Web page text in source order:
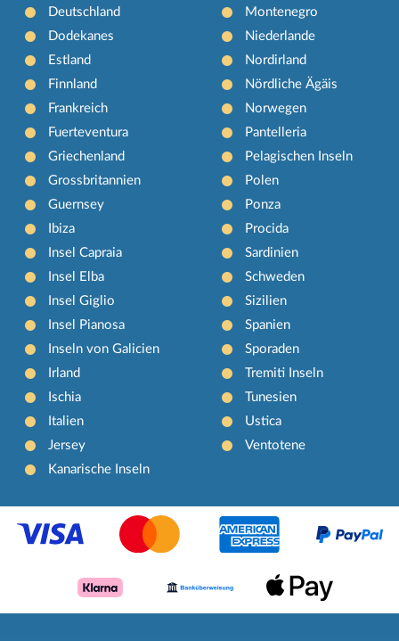
Deutschland
Dodekanes
Estland
Finnland
Frankreich
Fuerteventura
Griechenland
Grossbritannien
Guernsey
Ibiza
Insel Capraia
Insel Elba
Insel Giglio
Insel Pianosa
Inseln von Galicien
Irland
Ischia
Italien
Jersey
Kanarische Inseln
Montenegro
Niederlande
Nordirland
Nördliche Ägäis
Norwegen
Pantelleria
Pelagischen Inseln
Polen
Ponza
Procida
Sardinien
Schweden
Sizilien
Spanien
Sporaden
Tremiti Inseln
Tunesien
Ustica
Ventotene